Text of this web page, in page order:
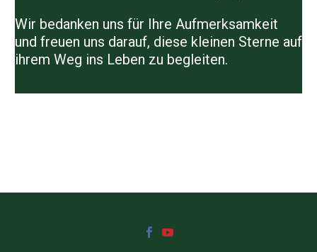
Wir bedanken uns für Ihre Aufmerksamkeit
und freuen uns darauf, diese kleinen Sterne auf
ihrem Weg ins Leben zu begleiten.